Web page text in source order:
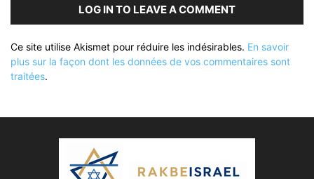
LOG IN TO LEAVE A COMMENT
Ce site utilise Akismet pour réduire les indésirables. En savoir
plus sur la façon dont les données de vos commentaires sont
traitées.